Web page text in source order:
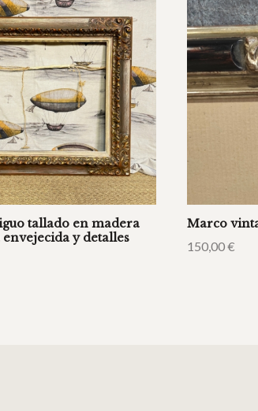
tallado en madera
y detalles
Marco
150,00€